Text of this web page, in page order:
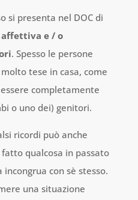
si presenta nel DOC di
affettiva e / o
. Spesso le persone
tese in casa, come
completamente
o uno dei) genitori.
ricordi può anche
fatto qualcosa in passato
con sè stesso.
una situazione